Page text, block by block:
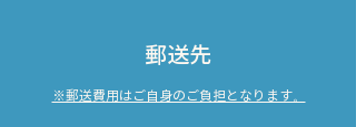
郵送先
※郵送費用はご自身のご負担となります。